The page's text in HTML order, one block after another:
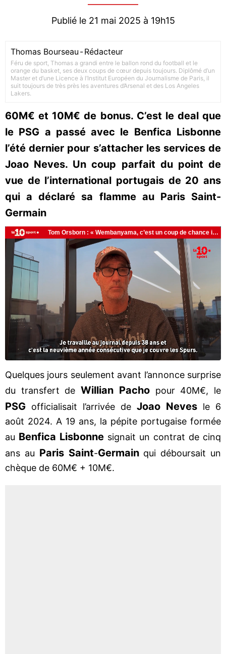
Publié le 21 mai 2025 à 19h15
Thomas Bourseau -Rédacteur
Féru de sport, Thomas a grandi entre le ballon rond du football et le
orange du basket, ses deux coups de cœur depuis toujours. Diplômé d’un
Master et d’une Licence à l’Institut Européen du Journalisme de Paris, il
suit toujours de très près les aventures d’Arsenal et des Los Angeles
Lakers.
60M€ et 10M€ de bonus. C’est le deal que
le PSG a passé avec le Benfica Lisbonne
l’été dernier pour s’attacher les services de
Joao Neves. Un coup parfait du point de
vue de l’international portugais de 20 ans
qui a déclaré sa flamme au Paris Saint-
Germain
Quelques jours seulement avant l’annonce surprise
du transfert deWillian Pacho pour 40M€, le
PSG officialisait l’arrivée de Joao Neves le 6
août 2024. A 19 ans, la pépite portugaise formée
au Benfica Lisbonne signait un contrat de cinq
ans au Paris Saint-Germain qui déboursait un
chèque de 60M€ + 10M€.